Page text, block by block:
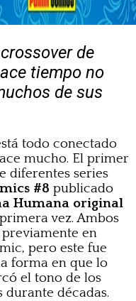
de
tiempo no
de sus
todo conectado
mucho. El primer
diferentes series
#8 publicado
Humana original
vez. Ambos
en
pero este fue
forma en que lo
el tono de los
décadas.